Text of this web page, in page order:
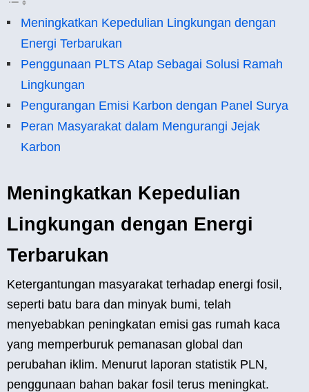
Meningkatkan Kepedulian Lingkungan dengan
Energi Terbarukan
Penggunaan PLTS Atap Sebagai Solusi Ramah
Lingkungan
Pengurangan Emisi Karbon dengan Panel Surya
Peran Masyarakat dalam Mengurangi Jejak
Karbon
Meningkatkan Kepedulian
Lingkungan dengan Energi
Terbarukan
Ketergantungan masyarakat terhadap energi fosil,
seperti batu bara dan minyak bumi, telah
menyebabkan peningkatan emisi gas rumah kaca
yang memperburuk pemanasan global dan
perubahan iklim. Menurut laporan statistik PLN,
penggunaan bahan bakar fosil terus meningkat.